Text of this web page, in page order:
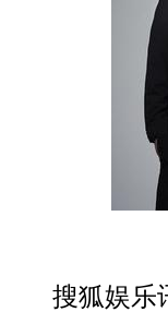
搜狐娱乐讯